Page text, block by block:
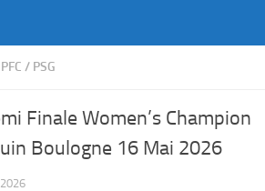
PFC / PSG
Finale Women’s Champion
Boulogne 16 Mai 2026